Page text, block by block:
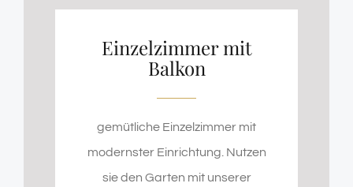
Einzelzimmer mit
Balkon
gemütliche Einzelzimmer mit
modernster Einrichtung. Nutzen
sie den Garten mit unserer